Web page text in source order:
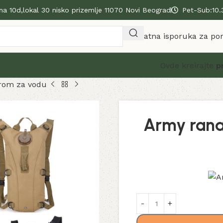
10d,lokal 30 nisko prizemlje 11070 Novi Beograd Pet-
Besplatna isporuka za
Ovde kreirajte
za vodu
Army